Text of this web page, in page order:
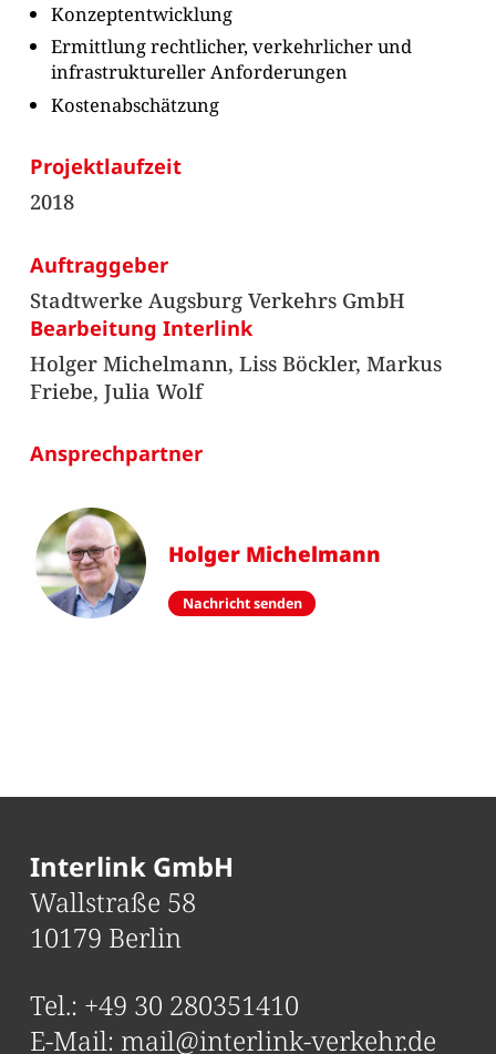
Konzeptentwicklung
Ermittlung rechtlicher, verkehrlicher und
infrastruktureller Anforderungen
Kostenabschätzung
Projektlaufzeit
2018
Auftraggeber
Stadtwerke Augsburg Verkehrs GmbH
Bearbeitung Interlink
Holger Michelmann, Liss Böckler, Markus
Friebe, Julia Wolf
Ansprechpartner
Holger Michelmann
Nachricht senden
Interlink GmbH
Wallstraße 58
10179 Berlin
Tel.: +49 30 280351410
E-Mail: mail@interlink-verkehr.de